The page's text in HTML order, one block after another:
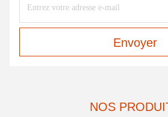
Envoyer
NOS